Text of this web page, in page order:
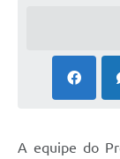
A equipe do